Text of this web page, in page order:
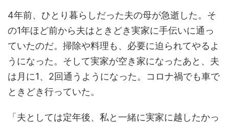
4年前、ひとり暮らしだった夫の母が急逝した。そ
の1年ほど前から夫はときどき実家に手伝いに通っ
ていたのだ。掃除や料理も、必要に迫られてやるよ
うになった。そして実家が空き家になったあと、夫
は月に1、2回通うようになった。コロナ禍でも車で
ときどき行っていた。
「夫としては定年後、私と一緒に実家に越したかっ